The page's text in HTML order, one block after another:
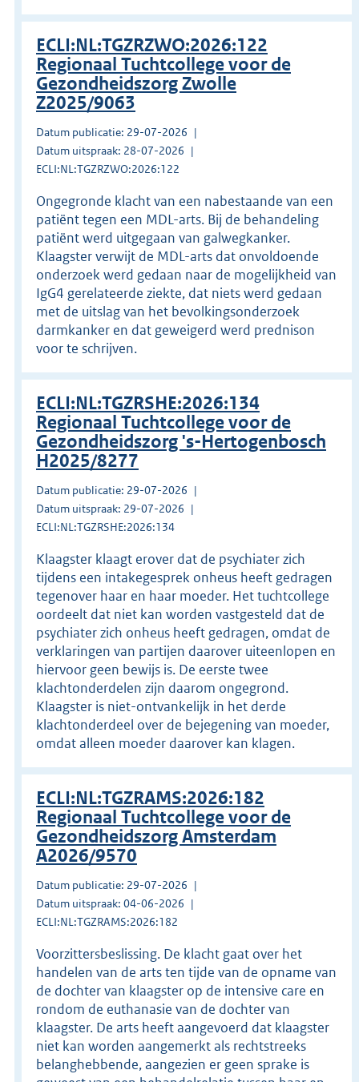
ECLI:NL:TGZRZWO:2026:122
Regionaal Tuchtcollege voor de
Gezondheidszorg Zwolle
Z2025/9063
Datum publicatie: 29-07-2026
Datum uitspraak: 28-07-2026
ECLI:NL:TGZRZWO:2026:122
Ongegronde klacht van een nabestaande van een
patiënt tegen een MDL-arts. Bij de behandeling
patiënt werd uitgegaan van galwegkanker.
Klaagster verwijt de MDL-arts dat onvoldoende
onderzoek werd gedaan naar de mogelijkheid van
IgG4 gerelateerde ziekte, dat niets werd gedaan
met de uitslag van het bevolkingsonderzoek
darmkanker en dat geweigerd werd prednison
voor te schrijven.
ECLI:NL:TGZRSHE:2026:134
Regionaal Tuchtcollege voor de
Gezondheidszorg 's-Hertogenbosch
H2025/8277
Datum publicatie: 29-07-2026
Datum uitspraak: 29-07-2026
ECLI:NL:TGZRSHE:2026:134
Klaagster klaagt erover dat de psychiater zich
tijdens een intakegesprek onheus heeft gedragen
tegenover haar en haar moeder. Het tuchtcollege
oordeelt dat niet kan worden vastgesteld dat de
psychiater zich onheus heeft gedragen, omdat de
verklaringen van partijen daarover uiteenlopen en
hiervoor geen bewijs is. De eerste twee
klachtonderdelen zijn daarom ongegrond.
Klaagster is niet-ontvankelijk in het derde
klachtonderdeel over de bejegening van moeder,
omdat alleen moeder daarover kan klagen.
ECLI:NL:TGZRAMS:2026:182
Regionaal Tuchtcollege voor de
Gezondheidszorg Amsterdam
A2026/9570
Datum publicatie: 29-07-2026
Datum uitspraak: 04-06-2026
ECLI:NL:TGZRAMS:2026:182
Voorzittersbeslissing. De klacht gaat over het
handelen van de arts ten tijde van de opname van
de dochter van klaagster op de intensive care en
rondom de euthanasie van de dochter van
klaagster. De arts heeft aangevoerd dat klaagster
niet kan worden aangemerkt als rechtstreeks
belanghebbende, aangezien er geen sprake is